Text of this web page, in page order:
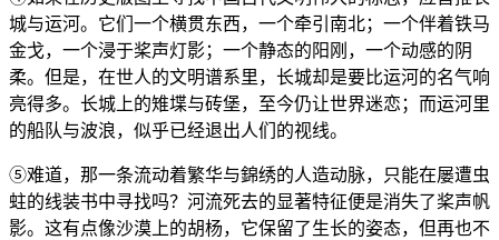
城与运河。它们一个横贯东西，一个牵引南北；一个伴着铁马
金戈，一个浸于桨声灯影；一个静态的阳刚，一个动感的阴
柔。但是，在世人的文明谱系里，长城却是要比运河的名气响
亮得多。长城上的雉堞与砖堡，至今仍让世界迷恋；而运河里
的船队与波浪，似乎已经退出人们的视线。
⑤难道，那一条流动着繁华与錦绣的人造动脉，只能在屡遭虫
蛀的线装书中寻找吗？河流死去的显著特征便是消失了桨声帆
影。这有点像沙漠上的胡杨，它保留了生长的姿态，但再也不